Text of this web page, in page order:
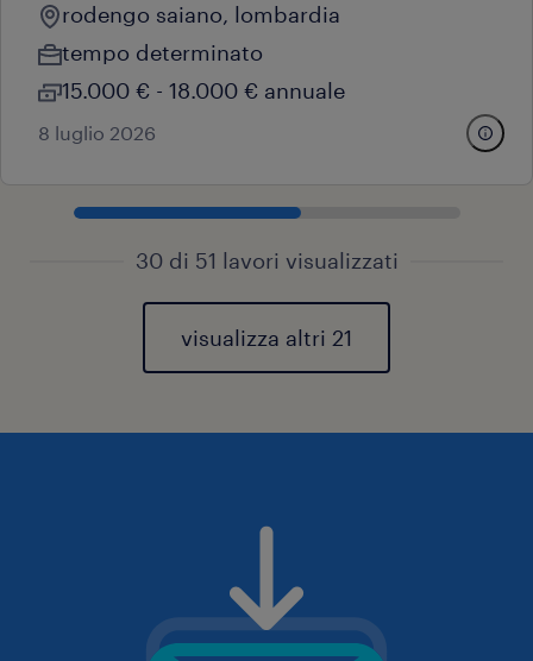
rodengo saiano, lombardia
tempo determinato
15.000 € - 18.000 € annuale
8 luglio 2026
30 di 51 lavori visualizzati
visualizza altri 21